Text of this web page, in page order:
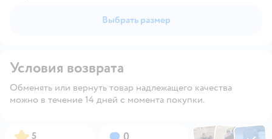
Выбрать размер
Условия возврата
Обменять или вернуть товар надлежащего качества
можно в течение 14 дней с момента покупки.
Рейтинг:
5 Вопросов: ФотоФотоФото